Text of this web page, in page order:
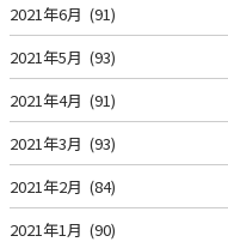
2021年6月 (91)
2021年5月 (93)
2021年4月 (91)
2021年3月 (93)
2021年2月 (84)
2021年1月 (90)